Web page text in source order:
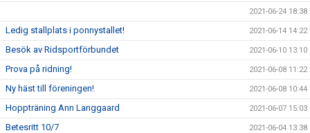
2021-06-24 18:38
Ledig stallplats i ponnystallet! 2021-06-14 14:22
Besök av Ridsportförbundet 2021-06-10 13:10
Prova på ridning! 2021-06-08 11:22
Ny häst till föreningen! 2021-06-08 10:44
Hoppträning Ann Langgaard 2021-06-07 15:03
Betesritt 10/7 2021-06-04 13:38